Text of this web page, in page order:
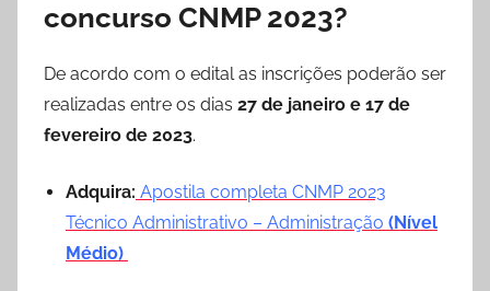
concurso CNMP 2023?
De acordo com o edital as inscrições poderão ser
realizadas entre os dias 27 de janeiro e 17 de
fevereiro de 2023.
Adquira: Apostila completa CNMP 2023
Técnico Administrativo – Administração (Nível
Médio)